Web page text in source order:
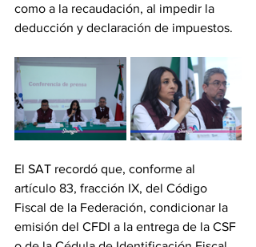
como a la recaudación, al impedir la
deducción y declaración de impuestos.
El SAT recordó que, conforme al
artículo 83, fracción IX, del Código
Fiscal de la Federación, condicionar la
emisión del CFDI a la entrega de la CSF